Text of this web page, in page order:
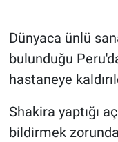
Dünyaca ünlü
bulunduğu
hastaneye
Shakira yaptığı
bildirmek
Gün Bitiyor
Gündem Özel